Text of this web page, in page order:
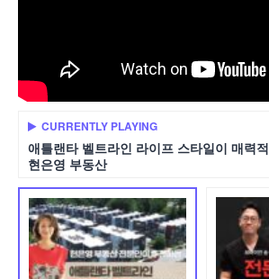
CURRENTLY PLAYING
애틀랜타 벨트라인 라이프 스타일이 매력
현은영 부동산